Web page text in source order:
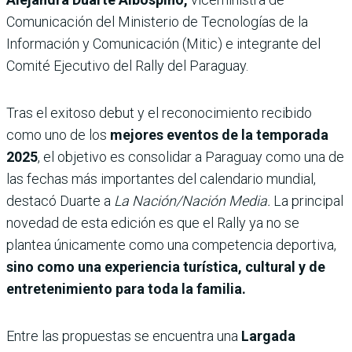
Comunicación del Ministerio de Tecnologías de la
Información y Comunicación (Mitic) e integrante del
Comité Ejecutivo del Rally del Paraguay.
Tras el exitoso debut y el reconocimiento recibido
como uno de los mejores eventos de la temporada
2025, el objetivo es consolidar a Paraguay como una de
las fechas más importantes del calendario mundial,
destacó Duarte a La Nación/Nación Media. La principal
novedad de esta edición es que el Rally ya no se
plantea únicamente como una competencia deportiva,
sino como una experiencia turística, cultural y de
entretenimiento para toda la familia.
Entre las propuestas se encuentra una Largada